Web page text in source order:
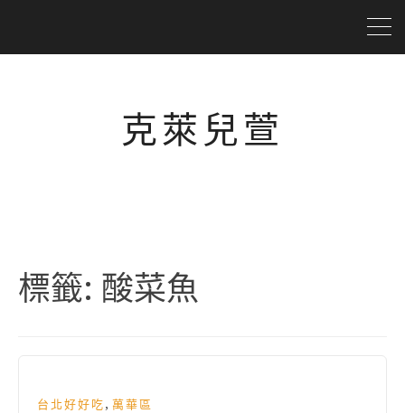
克萊兒萱
標籤: 酸菜魚
台北好好吃 , 萬華區